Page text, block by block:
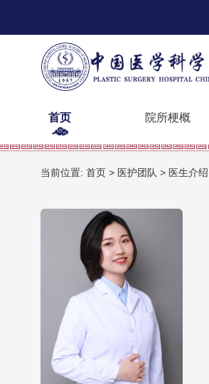
首页 院所梗概
当前位置: 首页 > 医护团队 > 医生介绍